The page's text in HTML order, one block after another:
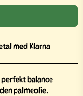
med Klarna
balance
palmeolie.